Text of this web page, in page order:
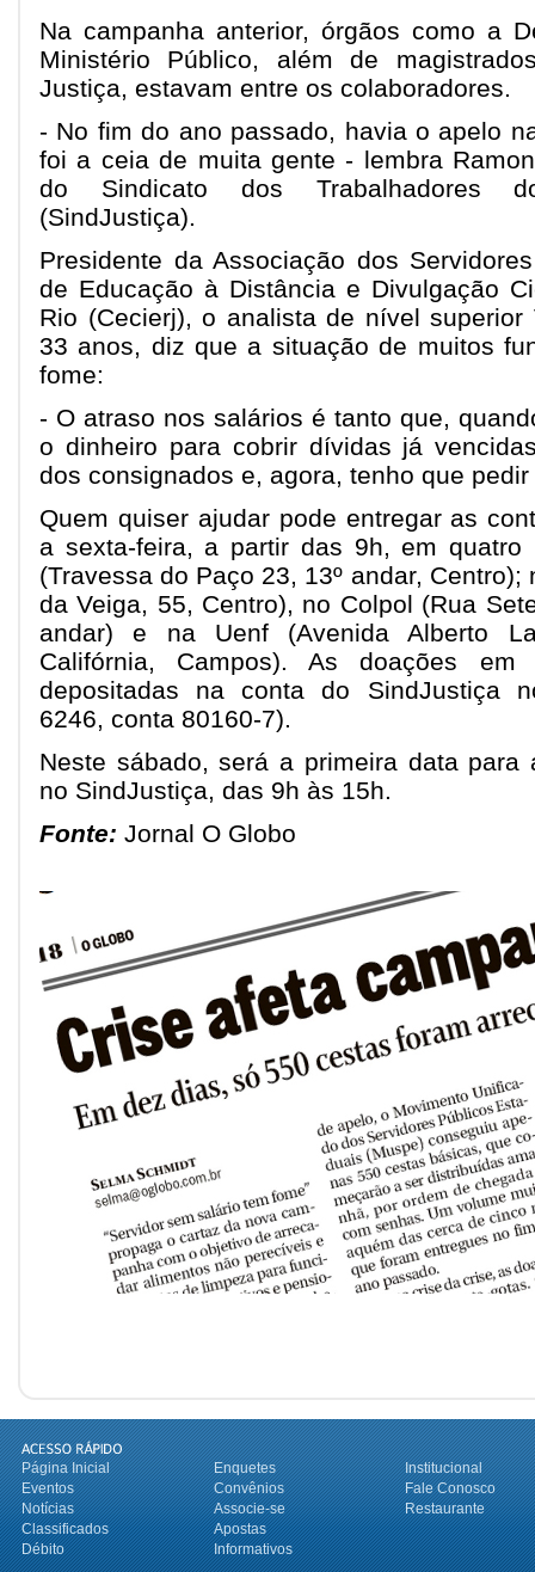
Na campanha anterior, órgãos como a
Ministério Público, além de
Justiça, estavam entre os colaboradores.
- No fim do ano passado, havia o apelo
foi a ceia de muita gente - lembra
do Sindicato dos Trabalhadores
(SindJustiça).
Presidente da Associação dos
de Educação à Distância e Divulgação
Rio (Cecierj), o analista de nível
33 anos, diz que a situação de muitos
fome:
- O atraso nos salários é tanto que,
o dinheiro para cobrir dívidas já
dos consignados e, agora, tenho que
Quem quiser ajudar pode entregar as
a sexta-feira, a partir das 9h, em quatro
(Travessa do Paço 23, 13º andar, Centro);
da Veiga, 55, Centro), no Colpol (Rua
andar) e na Uenf (Avenida Alberto
Califórnia, Campos). As doações
depositadas na conta do SindJustiça
6246, conta 80160-7).
Neste sábado, será a primeira data para
no SindJustiça, das 9h às 15h.
Fonte: Jornal O Globo
Página Inicial Enquetes
Institucional
Eventos
Convênios
Fale Conosco
Notícias
Associe-se
Restaurante
Classificados
Apostas
Débito
Informativos